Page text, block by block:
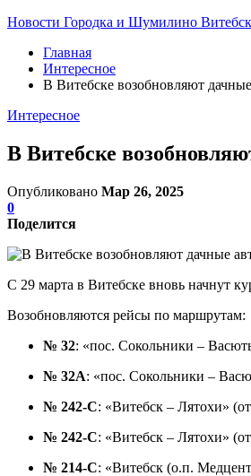
Новости Городка и Шумилино
Главная
Интересное
В Витебске возобновляют
Интересное
В Витебске
Опубликовано Мар 26, 2025
0
Поделится
С 29 марта в Витебске вновь начнут
Возобновляются рейсы по маршрутам:
№ 32: «пос. Сокольники –
№ 32А: «пос. Сокольники –
№ 242-С: «Витебск – Лятохи»
№ 242-С: «Витебск – Лятохи»
№ 214-С: «Витебск (о.п.